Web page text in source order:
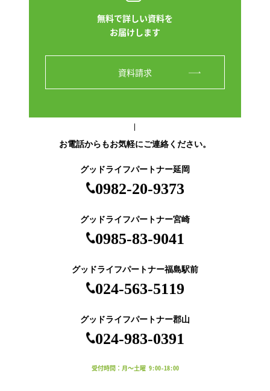
無料で詳しい資料を
お届けします
資料請求
お電話からもお気軽にご連絡ください。
グッドライフパートナー延岡
0982-20-9373
グッドライフパートナー宮崎
0985-83-9041
グッドライフパートナー福島駅前
024-563-5119
グッドライフパートナー郡山
024-983-0391
受付時間：月～土曜 9:00-18:00